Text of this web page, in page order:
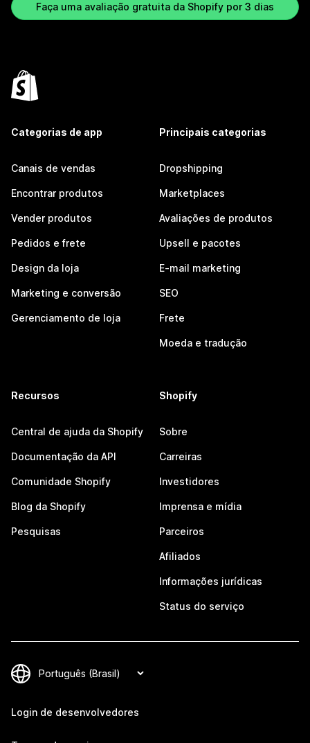
Faça uma avaliação gratuita da Shopify por 3 dias
Categorias de app
Canais de vendas
Encontrar produtos
Vender produtos
Pedidos e frete
Design da loja
Marketing e conversão
Gerenciamento de loja
Principais categorias
Dropshipping
Marketplaces
Avaliações de produtos
Upsell e pacotes
E-mail marketing
SEO
Frete
Moeda e tradução
Recursos
Central de ajuda da Shopify
Documentação da API
Comunidade Shopify
Blog da Shopify
Pesquisas
Shopify
Sobre
Carreiras
Investidores
Imprensa e mídia
Parceiros
Afiliados
Informações jurídicas
Status do serviço
Login de desenvolvedores